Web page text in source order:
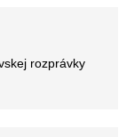
rozprávky